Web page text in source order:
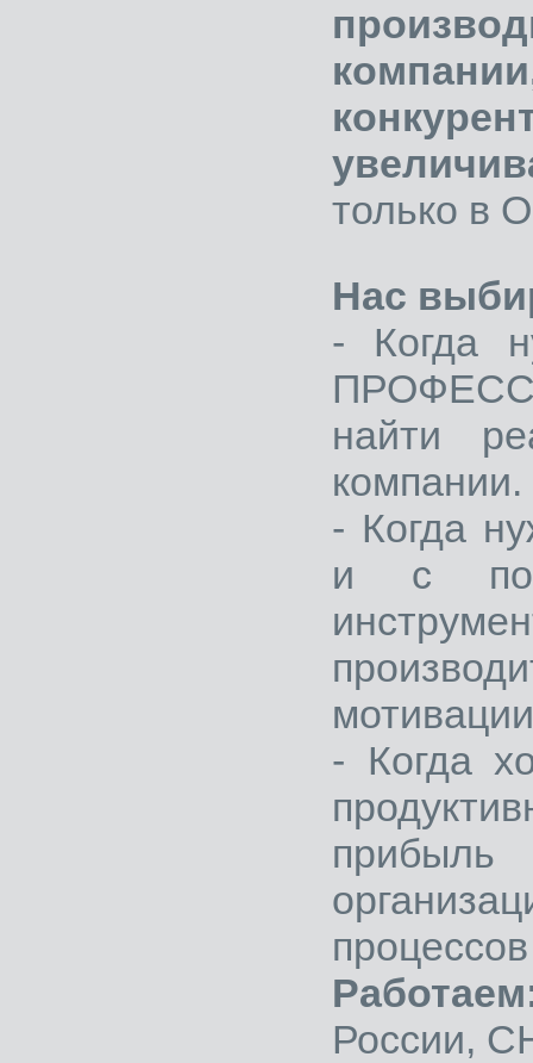
только в
Нас
- Когда
найти
компании.
- Когда
и с
- Когда
России,